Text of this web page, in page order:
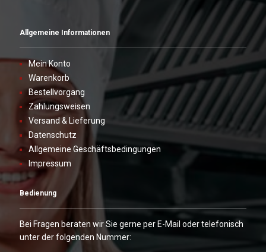
Allgemeine Informationen
Mein Konto
Warenkorb
Bestellvorgang
Zahlungsweisen
Versand & Lieferung
Datenschutz
Allgemeine Geschäftsbedingungen
Impressum
Bedienung
Bei Fragen beraten wir Sie gerne per E-Mail oder telefonisch
unter der folgenden Nummer: